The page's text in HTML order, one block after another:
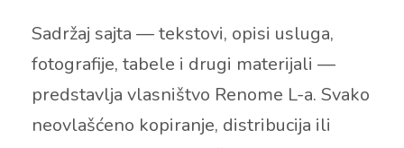
Sadržaj sajta — tekstovi, opisi usluga,
fotografije, tabele i drugi materijali —
predstavlja vlasništvo Renome L-a. Svako
neovlašćeno kopiranje, distribucija ili